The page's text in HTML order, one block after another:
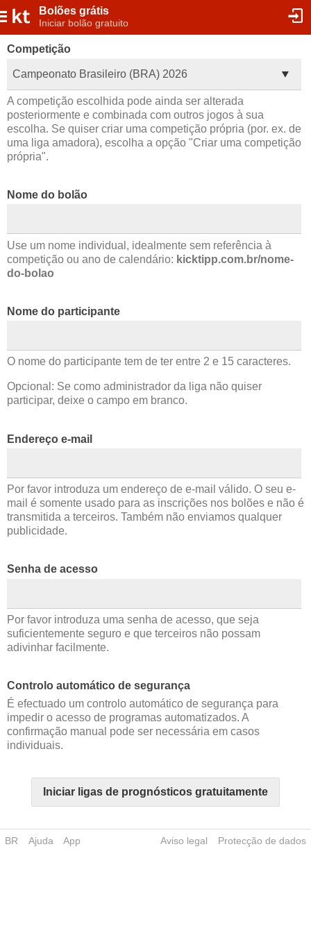
Bolões grátis
Iniciar bolão gratuito
Competição
Campeonato Brasileiro (BRA) 2026
A competição escolhida pode ainda ser alterada
posteriormente e combinada com outros jogos à sua
escolha. Se quiser criar uma competição própria (por. ex. de
uma liga amadora), escolha a opção "Criar uma competição
própria".
Nome do bolão
Use um nome individual, idealmente sem referência à
competição ou ano de calendário: kicktipp.com.br/nome-
do-bolao
Nome do participante
O nome do participante tem de ter entre 2 e 15 caracteres.
Opcional: Se como administrador da liga não quiser
participar, deixe o campo em branco.
Endereço e-mail
Por favor introduza um endereço de e-mail válido. O seu e-
mail é somente usado para as inscrições nos bolões e não é
transmitida a terceiros. Também não enviamos qualquer
publicidade.
Senha de acesso
Por favor introduza uma senha de acesso, que seja
suficientemente seguro e que terceiros não possam
adivinhar facilmente.
Controlo automático de segurança
É efectuado um controlo automático de segurança para
impedir o acesso de programas automatizados. A
confirmação manual pode ser necessária em casos
individuais.
Iniciar ligas de prognósticos gratuitamente
BR Ajuda App Aviso legal Protecção de dados